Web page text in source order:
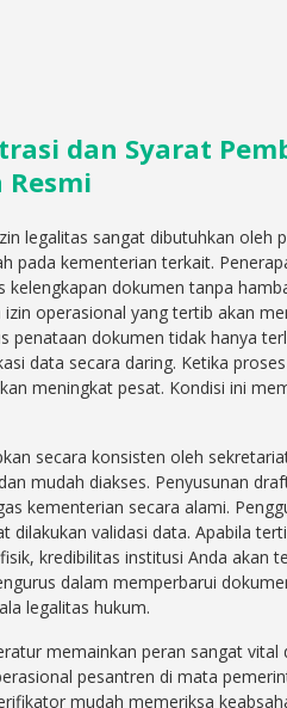
dan Syarat
legalitas sangat dibutuhkan oleh
pada kementerian terkait.
dokumen tanpa
operasional yang tertib akan
penataan dokumen tidak hanya
data secara daring. Ketika
meningkat pesat. Kondisi ini
secara konsisten oleh
mudah diakses. Penyusunan
kementerian secara alami.
dilakukan validasi data. Apabila
kredibilitas institusi Anda akan
dalam memperbarui
legalitas hukum.
memainkan peran sangat
pesantren di mata
mudah memeriksa